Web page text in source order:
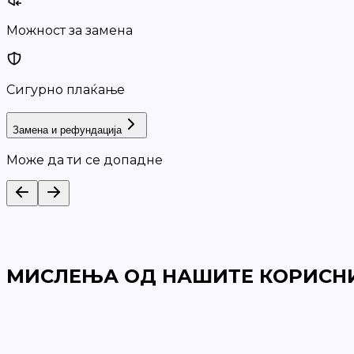
Можност за замена
Сигурно плаќање
Замена и рефундација
Може да ти се допадне
МИСЛЕЊА ОД НАШИТЕ